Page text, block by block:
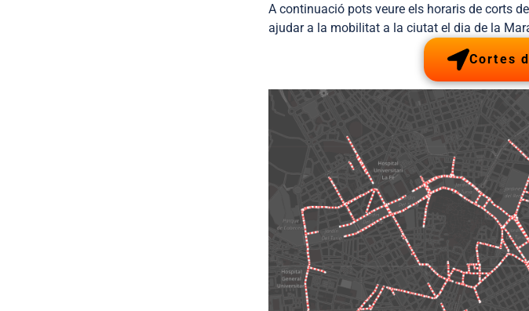
A continuació pots veure els horaris de corts
ajudar a la mobilitat a la ciutat el dia de la
Cortes